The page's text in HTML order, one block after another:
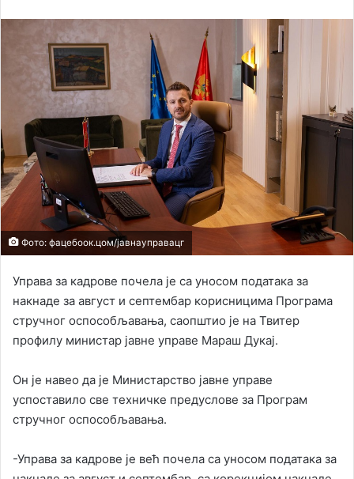
Фото: фацебоок.цом/јавнауправацг
Управа за кадрове почела је са уносом података за
накнаде за август и септембар корисницима Програма
стручног оспособљавања, саопштио је на Твитер
профилу министар јавне управе Мараш Дукај.
Он је навео да је Министарство јавне управе
успоставило све техничке предуслове за Програм
стручног оспособљавања.
-Управа за кадрове је већ почела са уносом података за